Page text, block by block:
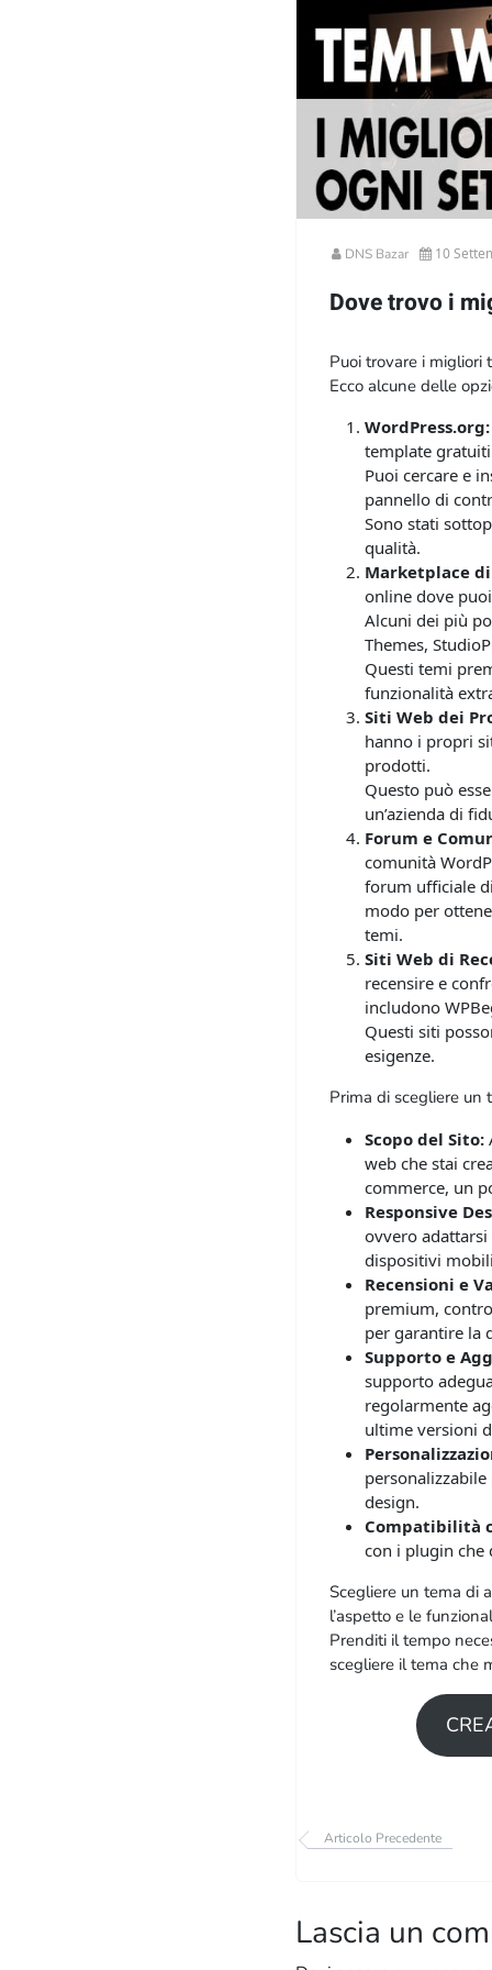
DNS Bazar 10
Dove trovo i
Puoi trovare i migliori
Ecco alcune delle
WordPress.org:
template
Puoi cercare e
pannello di
Sono stati
qualità.
Marketplace
online dove
Alcuni dei più
Themes,
Questi temi
funzionalità
Siti Web dei
hanno i propri
prodotti.
Questo può
un’azienda di
Forum e
comunità
forum ufficiale
modo per
temi.
Siti Web di
recensire e
includono
Questi siti
esigenze.
Prima di scegliere un
Scopo del Sito:
web che stai
commerce, un
Responsive
ovvero
dispositivi
Recensioni e
premium,
per garantire la
Supporto e
supporto
regolarmente
ultime versioni
design.
Compatibilità
con i plugin che
Scegliere un tema di
l’aspetto e le
Prenditi il ​​tempo
scegliere il tema che
Articolo Precedente
Lascia un